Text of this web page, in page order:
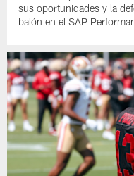
sus oportunidades y la
balón en el SAP